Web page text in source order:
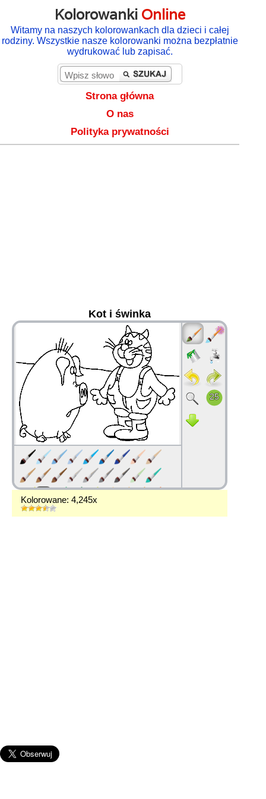
Kolorowanki Online
Witamy na naszych kolorowankach dla dzieci i całej
rodziny. Wszystkie nasze kolorowanki można bezpłatnie
wydrukować lub zapisać.
Strona główna
O nas
Polityka prywatności
Kot i świnka
Kolorowane: 4,245x